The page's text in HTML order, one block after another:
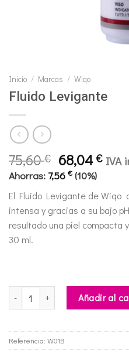
Inicio / Marcas / Wiqo
Fluido Levigante
75,60€ El
precio
original
era:
75,60 €.
68,04€El
es:
IVA
Ahorras: 7,56 € (10%)
El Fluido Levigante de Wiqo
intensa y gracias a su bajo
resultado una piel compacta
30 ml.
Fluido Levigante cantidad
Añadir al
Referencia: W01B